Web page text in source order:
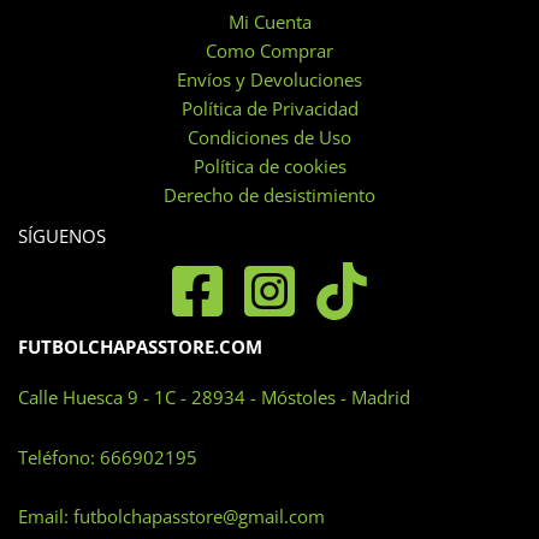
de
Mi Cuenta
Como Comprar
Envíos y Devoluciones
Política de Privacidad
Condiciones de Uso
Política de cookies
Derecho de desistimiento
SÍGUENOS
FUTBOLCHAPASSTORE.COM
Calle Huesca 9 - 1C - 28934 - Móstoles - Madrid
Teléfono: 666902195
Email: futbolchapasstore@gmail.com